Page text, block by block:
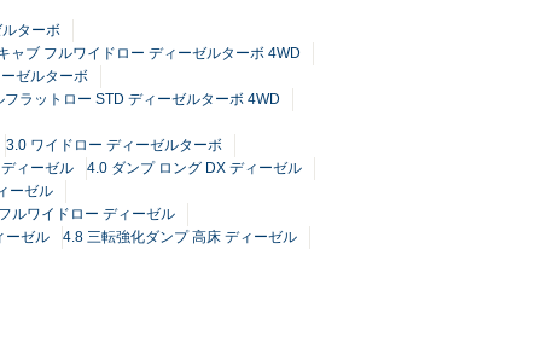
ターボ
ャブ フルワイドロー ディーゼルターボ 4WD
ゼルターボ
フラットロー STD ディーゼルターボ 4WD
3.0 ワイドロー ディーゼルターボ
ィーゼル
4.0 ダンプ ロング DX ディーゼル
ーゼル
ルワイドロー ディーゼル
ーゼル
4.8 三転強化ダンプ 高床 ディーゼル